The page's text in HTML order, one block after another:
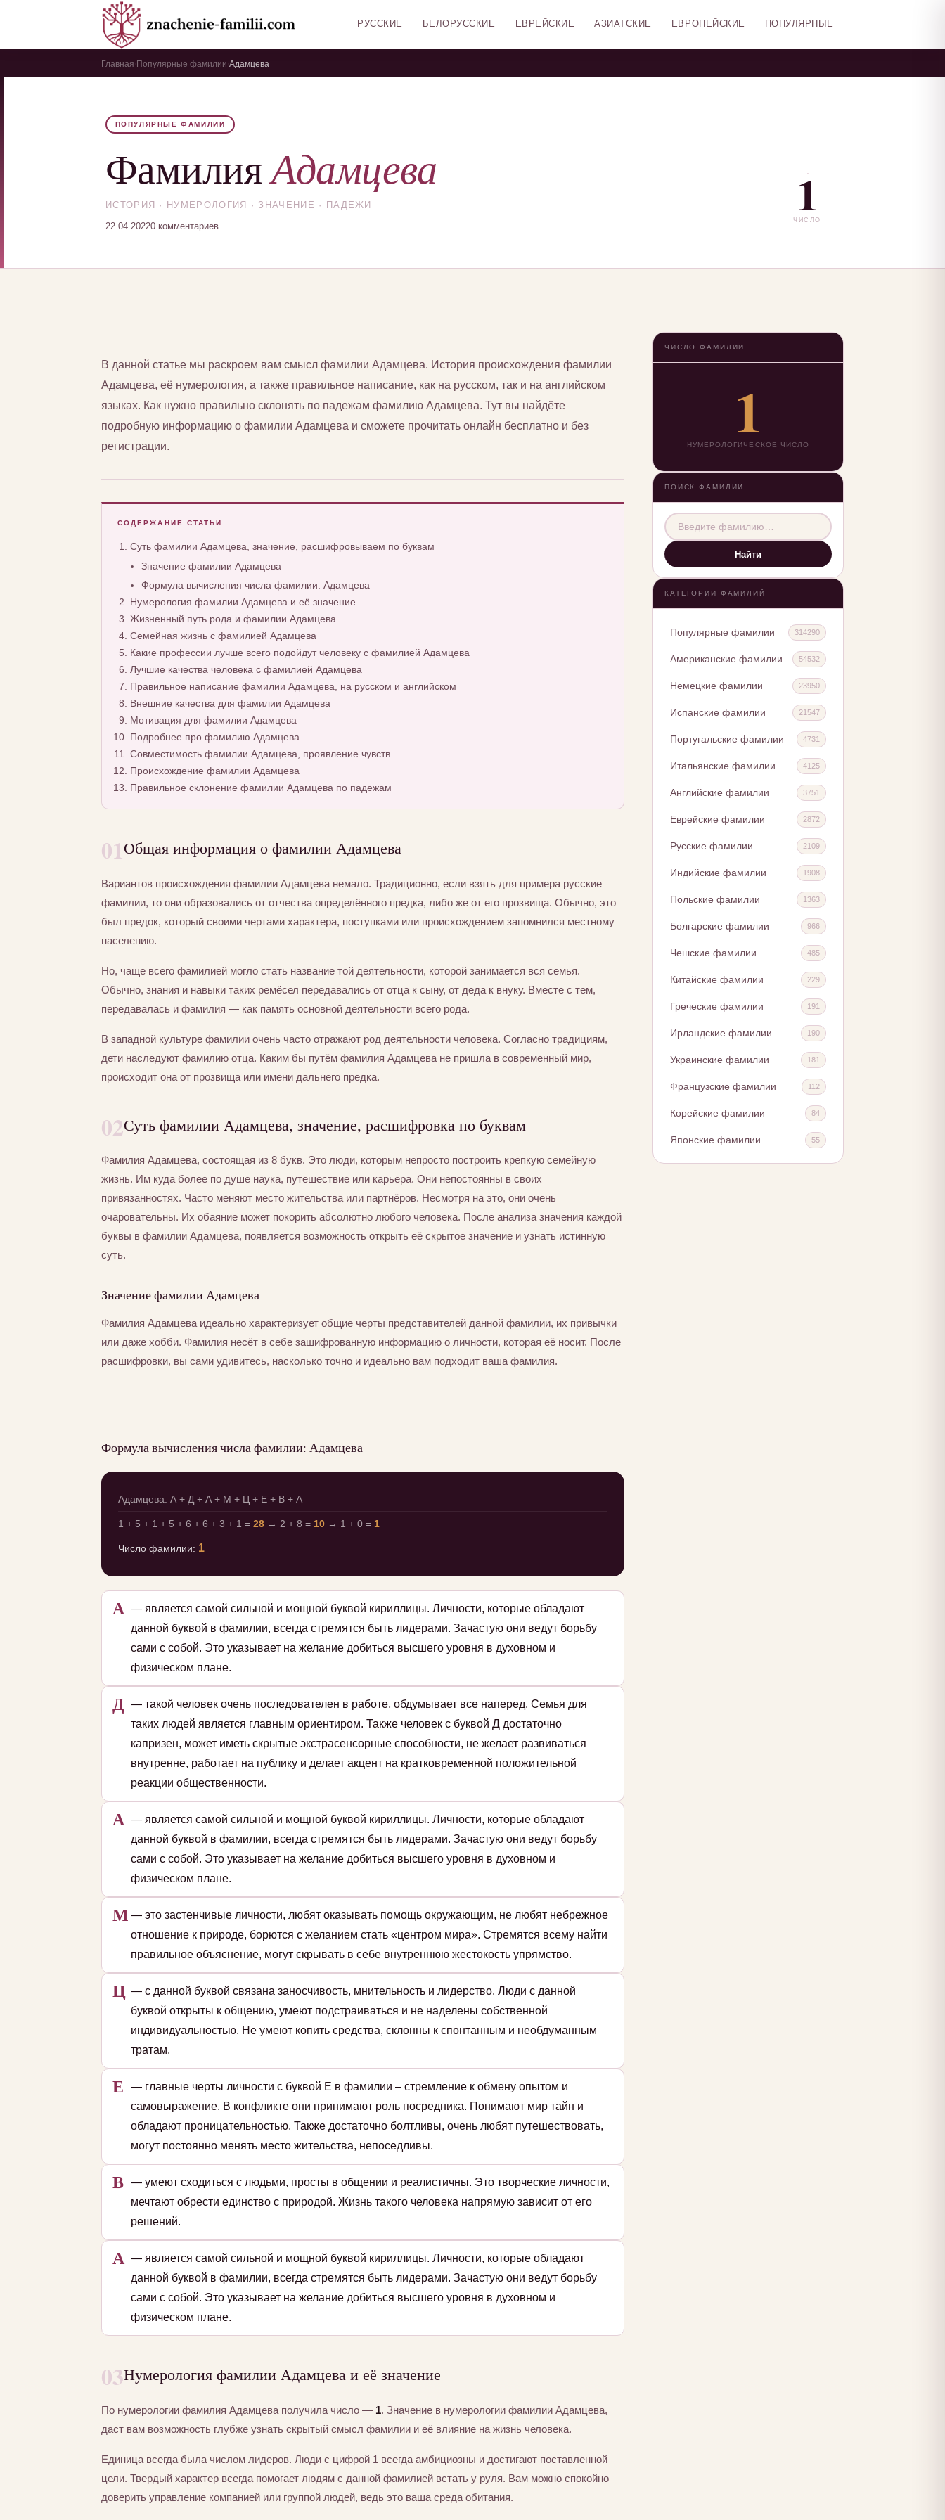
РУССКИЕ БЕЛОРУССКИЕ ЕВРЕЙСКИЕ АЗИАТСКИЕ ЕВРОПЕЙСКИЕ ПОПУЛЯРНЫЕ
Главная Популярные фамилии Адамцева
ПОПУЛЯРНЫЕ ФАМИЛИИ
ФамилияАдамцева
ИСТОРИЯ · НУМЕРОЛОГИЯ · ЗНАЧЕНИЕ · ПАДЕЖИ
22.04.20220 комментариев
1
ЧИСЛО
В данной статье мы раскроем вам смысл фамилии Адамцева. История происхождения фамилии
Адамцева, её нумерология, а также правильное написание, как на русском, так и на английском
языках. Как нужно правильно склонять по падежам фамилию Адамцева. Тут вы найдёте
подробную информацию о фамилии Адамцева и сможете прочитать онлайн бесплатно и без
регистрации.
СОДЕРЖАНИЕ СТАТЬИ
Суть фамилии Адамцева, значение, расшифровываем по буквам
Значение фамилии Адамцева
Формула вычисления числа фамилии: Адамцева
Нумерология фамилии Адамцева и её значение
Жизненный путь рода и фамилии Адамцева
Семейная жизнь с фамилией Адамцева
Какие профессии лучше всего подойдут человеку с фамилией Адамцева
Лучшие качества человека с фамилией Адамцева
Правильное написание фамилии Адамцева, на русском и английском
Внешние качества для фамилии Адамцева
Мотивация для фамилии Адамцева
Подробнее про фамилию Адамцева
Совместимость фамилии Адамцева, проявление чувств
Происхождение фамилии Адамцева
Правильное склонение фамилии Адамцева по падежам
01Общая информация о фамилии Адамцева
Вариантов происхождения фамилии Адамцева немало. Традиционно, если взять для примера русские
фамилии, то они образовались от отчества определённого предка, либо же от его прозвища. Обычно, это
был предок, который своими чертами характера, поступками или происхождением запомнился местному
населению.
Но, чаще всего фамилией могло стать название той деятельности, которой занимается вся семья.
Обычно, знания и навыки таких ремёсел передавались от отца к сыну, от деда к внуку. Вместе с тем,
передавалась и фамилия — как память основной деятельности всего рода.
В западной культуре фамилии очень часто отражают род деятельности человека. Согласно традициям,
дети наследуют фамилию отца. Каким бы путём фамилия Адамцева не пришла в современный мир,
происходит она от прозвища или имени дальнего предка.
02Суть фамилии Адамцева, значение, расшифровка по буквам
Фамилия Адамцева, состоящая из 8 букв. Это люди, которым непросто построить крепкую семейную
жизнь. Им куда более по душе наука, путешествие или карьера. Они непостоянны в своих
привязанностях. Часто меняют место жительства или партнёров. Несмотря на это, они очень
очаровательны. Их обаяние может покорить абсолютно любого человека. После анализа значения каждой
буквы в фамилии Адамцева, появляется возможность открыть её скрытое значение и узнать истинную
суть.
Значение фамилии Адамцева
Фамилия Адамцева идеально характеризует общие черты представителей данной фамилии, их привычки
или даже хобби. Фамилия несёт в себе зашифрованную информацию о личности, которая её носит. После
расшифровки, вы сами удивитесь, насколько точно и идеально вам подходит ваша фамилия.
Формула вычисления числа фамилии: Адамцева
Адамцева: А + Д + А + М + Ц + Е + В + А
1 + 5 + 1 + 5 + 6 + 6 + 3 + 1 = 28 → 2 + 8 = 10 → 1 + 0 = 1
Число фамилии: 1
А — является самой сильной и мощной буквой кириллицы. Личности, которые обладают
данной буквой в фамилии, всегда стремятся быть лидерами. Зачастую они ведут борьбу
сами с собой. Это указывает на желание добиться высшего уровня в духовном и
физическом плане.
Д — такой человек очень последователен в работе, обдумывает все наперед. Семья для
таких людей является главным ориентиром. Также человек с буквой Д достаточно
капризен, может иметь скрытые экстрасенсорные способности, не желает развиваться
внутренне, работает на публику и делает акцент на кратковременной положительной
реакции общественности.
А — является самой сильной и мощной буквой кириллицы. Личности, которые обладают
данной буквой в фамилии, всегда стремятся быть лидерами. Зачастую они ведут борьбу
сами с собой. Это указывает на желание добиться высшего уровня в духовном и
физическом плане.
М — это застенчивые личности, любят оказывать помощь окружающим, не любят небрежное
отношение к природе, борются с желанием стать «центром мира». Стремятся всему найти
правильное объяснение, могут скрывать в себе внутреннюю жестокость упрямство.
Ц — с данной буквой связана заносчивость, мнительность и лидерство. Люди с данной
буквой открыты к общению, умеют подстраиваться и не наделены собственной
индивидуальностью. Не умеют копить средства, склонны к спонтанным и необдуманным
тратам.
Е
— главные черты личности с буквой Е в фамилии – стремление к обмену опытом и
самовыражение. В конфликте они принимают роль посредника. Понимают мир тайн и
обладают проницательностью. Также достаточно болтливы, очень любят путешествовать,
могут постоянно менять место жительства, непоседливы.
В — умеют сходиться с людьми, просты в общении и реалистичны. Это творческие личности,
мечтают обрести единство с природой. Жизнь такого человека напрямую зависит от его
решений.
А — является самой сильной и мощной буквой кириллицы. Личности, которые обладают
данной буквой в фамилии, всегда стремятся быть лидерами. Зачастую они ведут борьбу
сами с собой. Это указывает на желание добиться высшего уровня в духовном и
физическом плане.
03Нумерология фамилии Адамцева и её значение
По нумерологии фамилия Адамцева получила число — 1. Значение в нумерологии фамилии Адамцева,
даст вам возможность глубже узнать скрытый смысл фамилии и её влияние на жизнь человека.
Единица всегда была числом лидеров. Люди с цифрой 1 всегда амбициозны и достигают поставленной
цели. Твердый характер всегда помогает людям с данной фамилией встать у руля. Вам можно спокойно
доверить управление компанией или группой людей, ведь это ваша среда обитания.
ЧИСЛО ФАМИЛИИ
1
НУМЕРОЛОГИЧЕСКОЕ ЧИСЛО
ПОИСК ФАМИЛИИ
Найти
КАТЕГОРИИ ФАМИЛИЙ
Популярные фамилии 314290
Американские фамилии 54532
Немецкие фамилии 23950
Испанские фамилии 21547
Португальские фамилии 4731
Итальянские фамилии 4125
Английские фамилии 3751
Еврейские фамилии 2872
Русские фамилии 2109
Индийские фамилии 1908
Польские фамилии 1363
Болгарские фамилии 966
Чешские фамилии 485
Китайские фамилии 229
Греческие фамилии 191
Ирландские фамилии 190
Украинские фамилии 181
Французские фамилии 112
Корейские фамилии 84
Японские фамилии 55